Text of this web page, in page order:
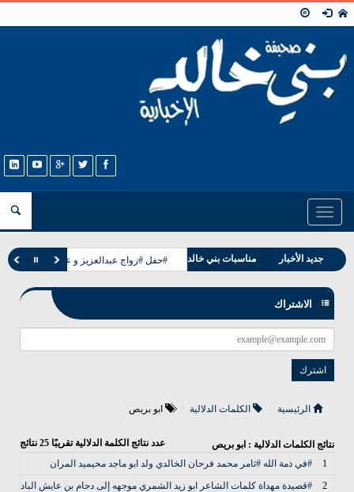
Toggle
navigation
جديد الأخبار
وفيات بني خالد
مناسبات بني خالد #حفل #زواج عبدالعزيز و عبدالله ابناء
الاشتراك
الرئيسية الكلمات الدلالية ابو بريص
نتائج الكلمات الدلالية : ابو بريص عدد نتائج الكلمة الدلالية تقريبًا 25 نتائج
1
#في ذمة الله #ثامر محمد فرحان الخالدي ولد ابو ماجد محيميد المران
2
#قصيدة مهداة كلمات الشاعر ابو زيد الشمري موجهه إلى دحام بن عايش البادي